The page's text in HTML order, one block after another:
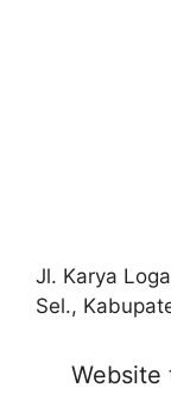
Jl. Karya
Sel.,
Website